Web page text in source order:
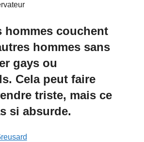
hommes couchent
hommes sans
gays ou
Cela peut faire
triste, mais ce
si absurde.